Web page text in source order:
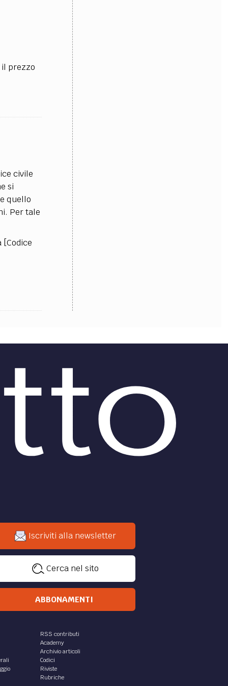
il prezzo
civile
si
quello
Per tale
Iscriviti alla newsletter
Cerca nel sito
ABBONAMENTI
RSS contributi
Academy
Archivio articoli
Codici
Riviste
Rubriche